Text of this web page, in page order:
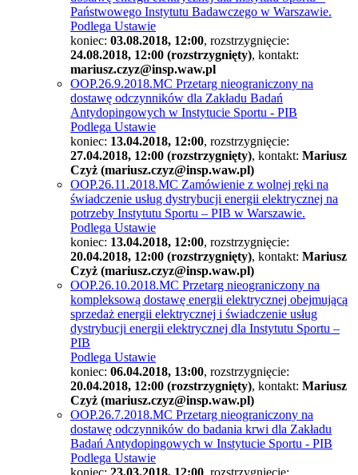
Państwowego Instytutu Badawczego w Warszawie.
Podlega Ustawie
koniec: 03.08.2018, 12:00, rozstrzygnięcie:
24.08.2018, 12:00 (rozstrzygnięty), kontakt:
mariusz.czyz@insp.waw.pl
OOP.26.9.2018.MC Przetarg nieograniczony na
dostawę odczynników dla Zakładu Badań
Antydopingowych w Instytucie Sportu - PIB
Podlega Ustawie
koniec: 13.04.2018, 12:00, rozstrzygnięcie:
27.04.2018, 12:00 (rozstrzygnięty), kontakt: Mariusz
Czyż (mariusz.czyz@insp.waw.pl)
OOP.26.11.2018.MC Zamówienie z wolnej ręki na
świadczenie usług dystrybucji energii elektrycznej na
potrzeby Instytutu Sportu – PIB w Warszawie.
Podlega Ustawie
koniec: 13.04.2018, 12:00, rozstrzygnięcie:
20.04.2018, 12:00 (rozstrzygnięty), kontakt: Mariusz
Czyż (mariusz.czyz@insp.waw.pl)
OOP.26.10.2018.MC Przetarg nieograniczony na
kompleksową dostawę energii elektrycznej obejmującą
sprzedaż energii elektrycznej i świadczenie usług
dystrybucji energii elektrycznej dla Instytutu Sportu –
PIB
Podlega Ustawie
koniec: 06.04.2018, 13:00, rozstrzygnięcie:
20.04.2018, 12:00 (rozstrzygnięty), kontakt: Mariusz
Czyż (mariusz.czyz@insp.waw.pl)
OOP.26.7.2018.MC Przetarg nieograniczony na
dostawę odczynników do badania krwi dla Zakładu
Badań Antydopingowych w Instytucie Sportu - PIB
Podlega Ustawie
koniec: 23.03.2018, 12:00, rozstrzygnięcie: